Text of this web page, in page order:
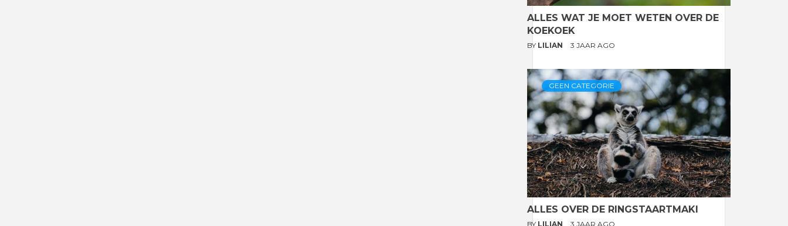
ALLES WAT JE MOET WETEN OVER DE
KOEKOEK
BY LILIAN 3 JAAR AGO
GEEN CATEGORIE
ALLES OVER DE RINGSTAARTMAKI
BY LILIAN 3 JAAR AGO